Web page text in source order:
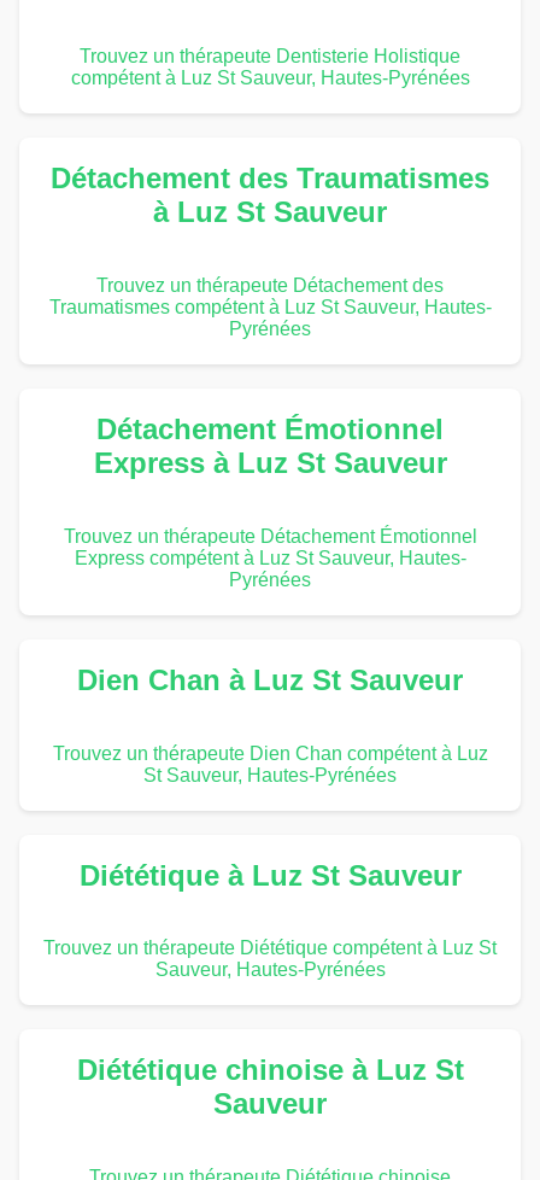
Trouvez un thérapeute Dentisterie Holistique
compétent à Luz St Sauveur, Hautes-Pyrénées
Détachement des Traumatismes
à Luz St Sauveur
Trouvez un thérapeute Détachement des
Traumatismes compétent à Luz St Sauveur, Hautes-
Pyrénées
Détachement Émotionnel
Express à Luz St Sauveur
Trouvez un thérapeute Détachement Émotionnel
Express compétent à Luz St Sauveur, Hautes-
Pyrénées
Dien Chan à Luz St Sauveur
Trouvez un thérapeute Dien Chan compétent à Luz
St Sauveur, Hautes-Pyrénées
Diététique à Luz St Sauveur
Trouvez un thérapeute Diététique compétent à Luz St
Sauveur, Hautes-Pyrénées
Diététique chinoise à Luz St
Sauveur